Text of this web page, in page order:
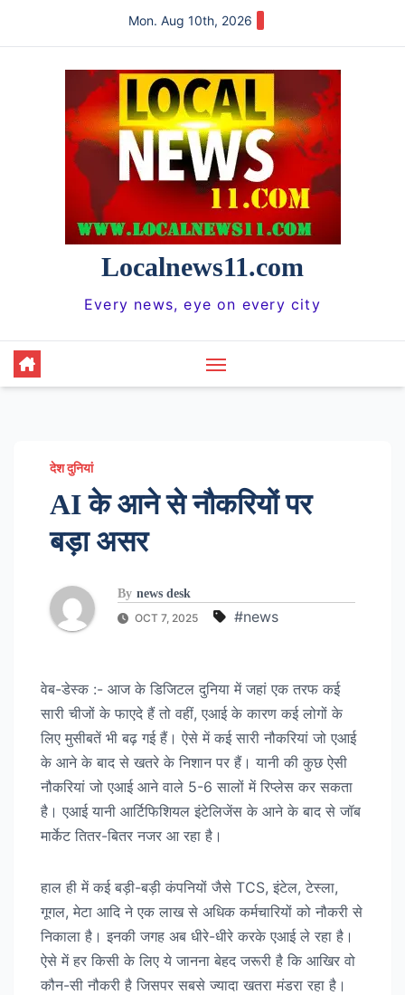
Mon. Aug 10th, 2026
Localnews11.com
Every news, eye on every city
देश दुनियां
AI के आने से नौकरियों पर
बड़ा असर
By news desk
OCT 7, 2025
#news
वेब-डेस्क :- आज के डिजिटल दुनिया में जहां एक तरफ कई
सारी चीजों के फाएदे हैं तो वहीं, एआई के कारण कई लोगों के
लिए मुसीबतें भी बढ़ गई हैं। ऐसे में कई सारी नौकरियां जो एआई
के आने के बाद से खतरे के निशान पर हैं। यानी की कुछ ऐसी
नौकरियां जो एआई आने वाले 5-6 सालों में रिप्लेस कर सकता
है। एआई यानी आर्टिफिशियल इंटेलिजेंस के आने के बाद से जॉब
मार्केट तितर-बितर नजर आ रहा है।
हाल ही में कई बड़ी-बड़ी कंपनियों जैसे TCS, इंटेल, टेस्ला,
गूगल, मेटा आदि ने एक लाख से अधिक कर्मचारियों को नौकरी से
निकाला है। इनकी जगह अब धीरे-धीरे करके एआई ले रहा है।
ऐसे में हर किसी के लिए ये जानना बेहद जरूरी है कि आखिर वो
कौन-सी नौकरी है जिसपर सबसे ज्यादा खतरा मंडरा रहा है।